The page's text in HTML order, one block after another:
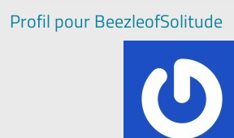
Profil pour BeezleofSolitude